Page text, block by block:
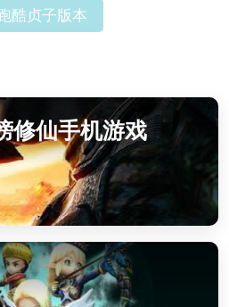
酷贞子版本
修仙手机游戏